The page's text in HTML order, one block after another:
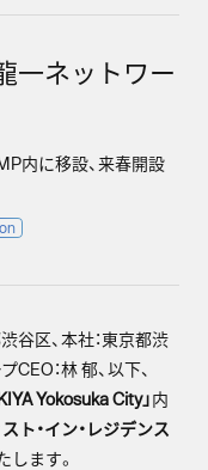
一ネットワー
内に移設、来春開設
渋谷区、本社：東京都渋
：林 郁、以下、
Yokosuka City」内
スト・イン・レジデンス
ます。